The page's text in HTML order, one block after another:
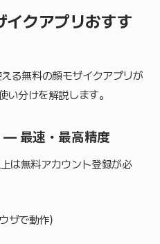
イクアプリおすす
る無料の顔モザイクアプリが
い分けを解説します。
— 最速・最高精度
は無料アカウント登録が必
ザで動作）